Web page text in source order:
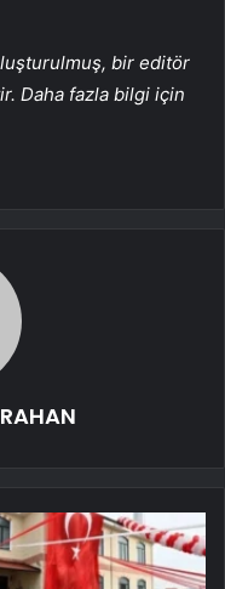
bir editör
Daha fazla bilgi için